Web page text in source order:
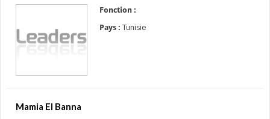
Fonction :
Pays : Tunisie
Mamia El Banna